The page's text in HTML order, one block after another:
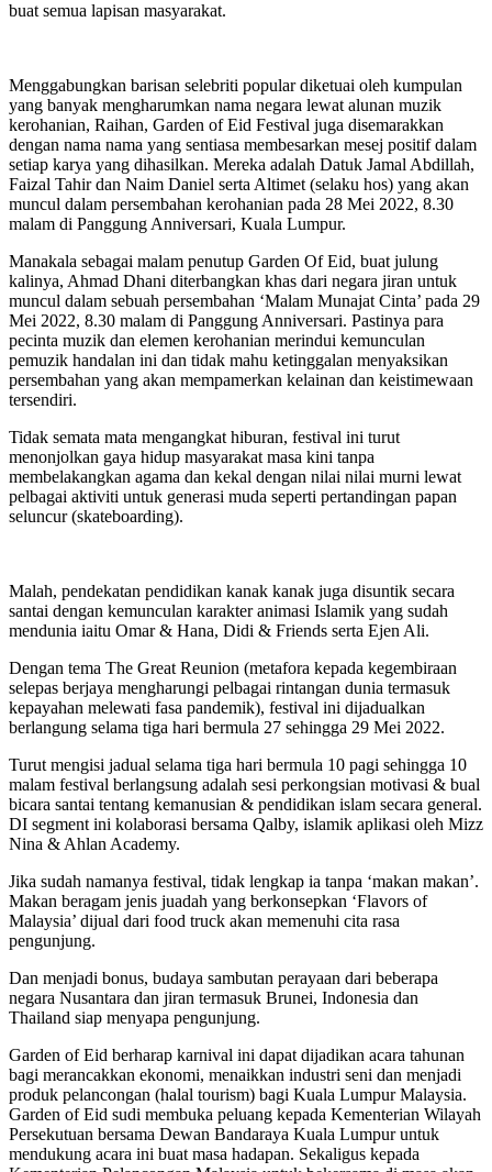
buat semua lapisan masyarakat.
Menggabungkan barisan selebriti popular diketuai oleh kumpulan
yang banyak mengharumkan nama negara lewat alunan muzik
kerohanian, Raihan, Garden of Eid Festival juga disemarakkan
dengan nama nama yang sentiasa membesarkan mesej positif dalam
setiap karya yang dihasilkan. Mereka adalah Datuk Jamal Abdillah,
Faizal Tahir dan Naim Daniel serta Altimet (selaku hos) yang akan
muncul dalam persembahan kerohanian pada 28 Mei 2022, 8.30
malam di Panggung Anniversari, Kuala Lumpur.
Manakala sebagai malam penutup Garden Of Eid, buat julung
kalinya, Ahmad Dhani diterbangkan khas dari negara jiran untuk
muncul dalam sebuah persembahan ‘Malam Munajat Cinta’ pada 29
Mei 2022, 8.30 malam di Panggung Anniversari. Pastinya para
pecinta muzik dan elemen kerohanian merindui kemunculan
pemuzik handalan ini dan tidak mahu ketinggalan menyaksikan
persembahan yang akan mempamerkan kelainan dan keistimewaan
tersendiri.
Tidak semata mata mengangkat hiburan, festival ini turut
menonjolkan gaya hidup masyarakat masa kini tanpa
membelakangkan agama dan kekal dengan nilai nilai murni lewat
pelbagai aktiviti untuk generasi muda seperti pertandingan papan
seluncur (skateboarding).
Malah, pendekatan pendidikan kanak kanak juga disuntik secara
santai dengan kemunculan karakter animasi Islamik yang sudah
mendunia iaitu Omar & Hana, Didi & Friends serta Ejen Ali.
Dengan tema The Great Reunion (metafora kepada kegembiraan
selepas berjaya mengharungi pelbagai rintangan dunia termasuk
kepayahan melewati fasa pandemik), festival ini dijadualkan
berlangung selama tiga hari bermula 27 sehingga 29 Mei 2022.
Turut mengisi jadual selama tiga hari bermula 10 pagi sehingga 10
malam festival berlangsung adalah sesi perkongsian motivasi & bual
bicara santai tentang kemanusian & pendidikan islam secara general.
DI segment ini kolaborasi bersama Qalby, islamik aplikasi oleh Mizz
Nina & Ahlan Academy.
Jika sudah namanya festival, tidak lengkap ia tanpa ‘makan makan’.
Makan beragam jenis juadah yang berkonsepkan ‘Flavors of
Malaysia’ dijual dari food truck akan memenuhi cita rasa
pengunjung.
Dan menjadi bonus, budaya sambutan perayaan dari beberapa
negara Nusantara dan jiran termasuk Brunei, Indonesia dan
Thailand siap menyapa pengunjung.
Garden of Eid berharap karnival ini dapat dijadikan acara tahunan
bagi merancakkan ekonomi, menaikkan industri seni dan menjadi
produk pelancongan (halal tourism) bagi Kuala Lumpur Malaysia.
Garden of Eid sudi membuka peluang kepada Kementerian Wilayah
Persekutuan bersama Dewan Bandaraya Kuala Lumpur untuk
mendukung acara ini buat masa hadapan. Sekaligus kepada